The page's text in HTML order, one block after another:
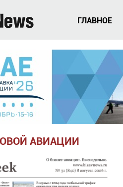
ГЛАВНОЕ
АВИАЦИИ